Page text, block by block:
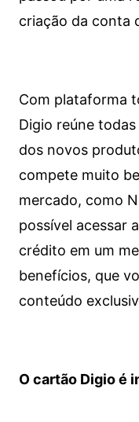
criação da conta
Com plataforma
Digio reúne
dos novos
compete muito
mercado, como
possível acessar
crédito em um
benefícios, que
conteúdo
O cartão Digio é